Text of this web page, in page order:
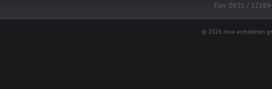
Fon: 0831 /
© 2026 msw architekten